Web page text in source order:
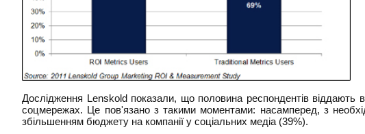
Дослідження Lenskold показали, що половина респондентів віддають
соцмережах. Це пов'язано з такими моментами: насамперед, з
збільшенням бюджету на компанії у соціальних медіа (39%).